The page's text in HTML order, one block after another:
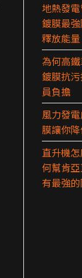
地熱發
鍍膜最
釋放能量
為何高
鍍膜抗
員負擔
風力發
膜讓你
直升機
何幫肯
有最強